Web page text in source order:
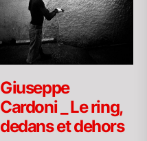
Giuseppe
Cardoni _ Le ring,
dedans et dehors